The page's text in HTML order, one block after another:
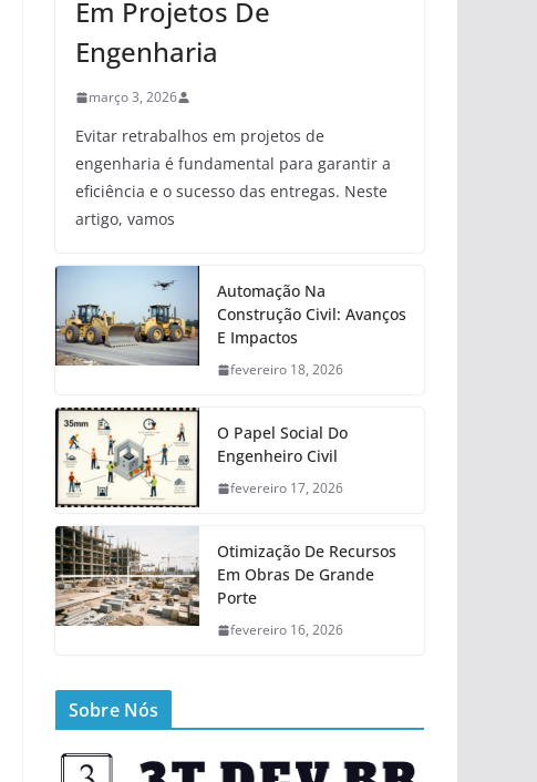
Em Projetos De
Engenharia
março 3, 2026
Evitar retrabalhos em projetos de
engenharia é fundamental para garantir a
eficiência e o sucesso das entregas. Neste
artigo, vamos
Automação Na
Construção Civil: Avanços
E Impactos
fevereiro 18, 2026
O Papel Social Do
Engenheiro Civil
fevereiro 17, 2026
Otimização De Recursos
Em Obras De Grande
Porte
fevereiro 16, 2026
Sobre Nós